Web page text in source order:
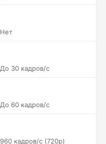
Нет
До 30 кадров/c
До 60 кадров/c
960 кадров/c (720p)